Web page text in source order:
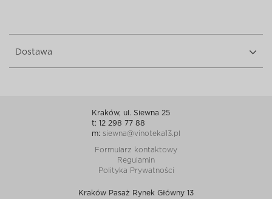
Dostawa
Kraków, ul. Siewna 25
t: 12 298 77 88
m: siewna@vinoteka13.pl
Formularz kontaktowy
Regulamin
Polityka Prywatności
Kraków Pasaż Rynek Główny 13